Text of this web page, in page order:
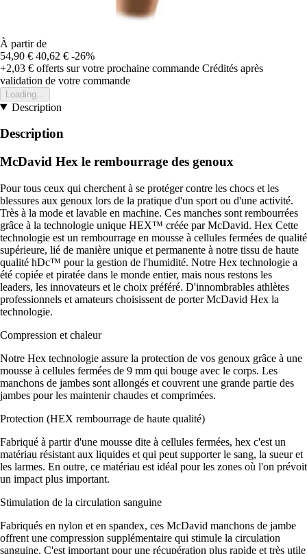
À partir de
54,90 € 40,62 € -26%
+2,03 € offerts sur votre prochaine commande Crédités après
validation de votre commande
Loading...
Description
Description
McDavid Hex le rembourrage des genoux
Pour tous ceux qui cherchent à se protéger contre les chocs et les
blessures aux genoux lors de la pratique d'un sport ou d'une activité.
Très à la mode et lavable en machine. Ces manches sont rembourrées
grâce à la technologie unique HEX™ créée par McDavid. Hex Cette
technologie est un rembourrage en mousse à cellules fermées de qualité
supérieure, lié de manière unique et permanente à notre tissu de haute
qualité hDc™ pour la gestion de l'humidité. Notre Hex technologie a
été copiée et piratée dans le monde entier, mais nous restons les
leaders, les innovateurs et le choix préféré. D'innombrables athlètes
professionnels et amateurs choisissent de porter McDavid Hex la
technologie.
Compression et chaleur
Notre Hex technologie assure la protection de vos genoux grâce à une
mousse à cellules fermées de 9 mm qui bouge avec le corps. Les
manchons de jambes sont allongés et couvrent une grande partie des
jambes pour les maintenir chaudes et comprimées.
Protection (HEX rembourrage de haute qualité)
Fabriqué à partir d'une mousse dite à cellules fermées, hex c'est un
matériau résistant aux liquides et qui peut supporter le sang, la sueur et
les larmes. En outre, ce matériau est idéal pour les zones où l'on prévoit
un impact plus important.
Stimulation de la circulation sanguine
Fabriqués en nylon et en spandex, ces McDavid manchons de jambe
offrent une compression supplémentaire qui stimule la circulation
sanguine. C'est important pour une récupération plus rapide et très utile